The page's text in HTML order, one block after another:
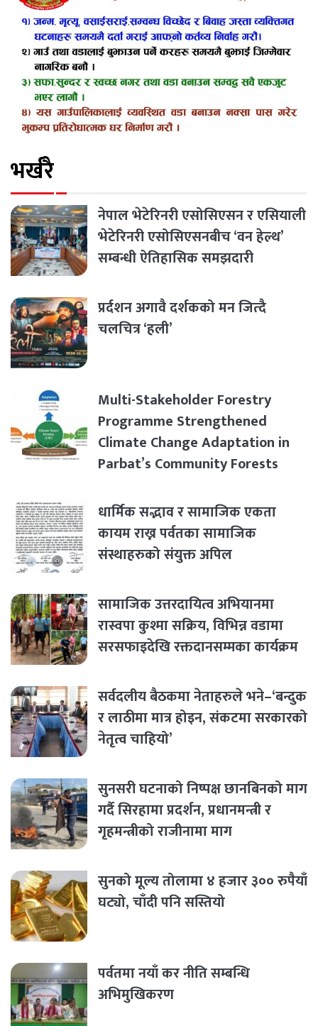
भर्खरै
नेपाल भेटेरिनरी एसोसिएसन र एसियाली
भेटेरिनरी एसोसिएसनबीच ‘वन हेल्थ’
सम्बन्धी ऐतिहासिक समझदारी
प्रर्दशन अगावै दर्शकको मन जित्दै
चलचित्र ‘हली’
Multi-Stakeholder Forestry
Programme Strengthened
Climate Change Adaptation in
Parbat’s Community Forests
धार्मिक सद्भाव र सामाजिक एकता
कायम राख्न पर्वतका सामाजिक
संस्थाहरुको संयुक्त अपिल
सामाजिक उत्तरदायित्व अभियानमा
रास्वपा कुश्मा सक्रिय, विभिन्न वडामा
सरसफाइदेखि रक्तदानसम्मका कार्यक्रम
सर्वदलीय बैठकमा नेताहरुले भने–‘बन्दुक
र लाठीमा मात्र होइन, संकटमा सरकारको
नेतृत्व चाहियो’
सुनसरी घटनाको निष्पक्ष छानबिनको माग
गर्दै सिरहामा प्रदर्शन, प्रधानमन्त्री र
गृहमन्त्रीको राजीनामा माग
सुनको मूल्य तोलामा ४ हजार ३०० रुपैयाँ
घट्यो, चाँदी पनि सस्तियो
पर्वतमा नयाँ कर नीति सम्बन्धि
अभिमुखिकरण